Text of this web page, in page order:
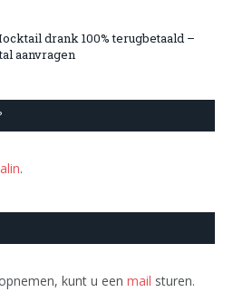
drank 100% terugbetaald –
aanvragen
.
kunt u een mail sturen.